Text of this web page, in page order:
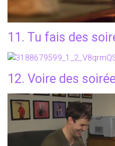
11. Tu fais des
12. Voire des